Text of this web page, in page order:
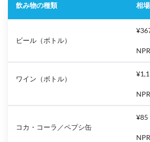
飲み物の種類 相場
ビール（ボトル）
ワイン（ボトル）
コカ・コーラ／ペプシ缶
¥85